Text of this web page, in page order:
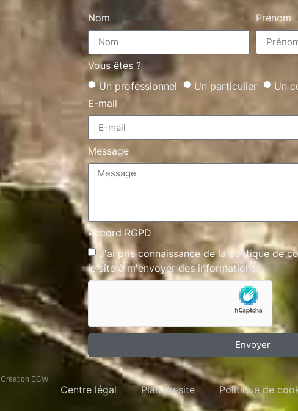
Nom Prénom
Vous êtes ?
Un professionnel
Un particulier
Un
E-mail
Message
Accord RGPD
J'ai pris connaissance de la politique de
le site à m'envoyer des informations.
Envoyer
Création ECW
Centre légal Plan du site Politique de